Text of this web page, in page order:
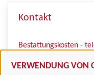
VERWENDUNG VON
Kontakt
Bestattungskosten -